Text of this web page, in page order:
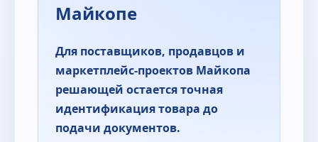
Майкопе
Для поставщиков, продавцов и
маркетплейс-проектов Майкопа
решающей остается точная
идентификация товара до
подачи документов.